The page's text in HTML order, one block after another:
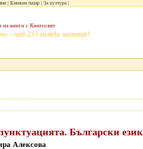
Книжен пазар За култура
- над 233 хиляди заглавия!
Български език
Алексова